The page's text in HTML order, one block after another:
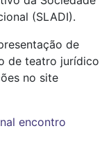
(SLADI).
de
de teatro jurídico
no site
encontro